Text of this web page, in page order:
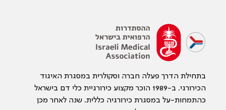
בתחילת הדרך פעלה חברה וסקולרית במסגרת האיגוד
הכירורגי. ב-1989 הוכר מקצוע כירורגיית כלי דם בישראל
כהתמחות-על במסגרת כירורגיה כללית. שנה לאחר מכן